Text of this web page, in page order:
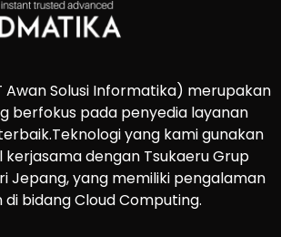
Awan Solusi Informatika) merupakan
berfokus pada penyedia layanan
yang kami gunakan
kerjasama dengan Tsukaeru Grup
Jepang, yang memiliki pengalaman
bidang Cloud Computing.